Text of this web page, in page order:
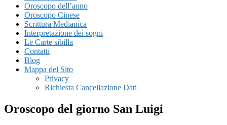
Oroscopo dell’anno
Oroscopo Cinese
Scrittura Medianica
Interpretazione dei sogni
Le Carte sibilla
Contatti
Blog
Mappa del Sito
Privacy
Richiesta Cancellazione Dati
Oroscopo del giorno San Luigi